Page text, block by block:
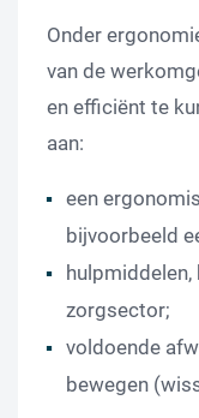
Onder
van de
en efficiënt te
aan:
een
bijvoorbeeld
zorgsector;
voldoende
bewegen